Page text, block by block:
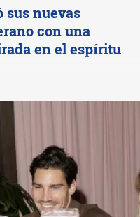
sus nuevas
con una
en el espíritu